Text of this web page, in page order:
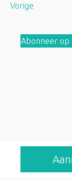
VorigeA
b
Abonneer op